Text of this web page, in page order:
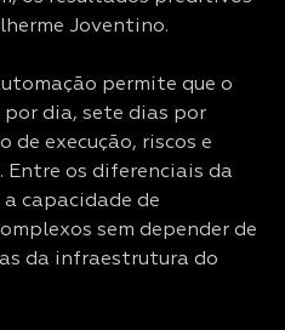
Joventino.
permite que o
dia, sete dias por
de execução, riscos e
Entre os diferenciais da
capacidade de
sem depender de
da infraestrutura do